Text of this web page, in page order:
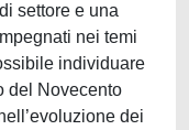
settore e una
nei temi
individuare
del Novecento
dei